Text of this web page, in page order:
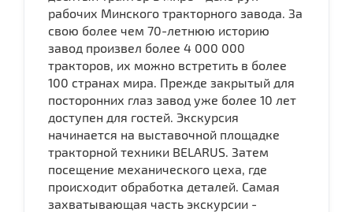
рабочих Минского тракторного завода. За
свою более чем 70-летнюю историю
завод произвел более 4 000 000
тракторов, их можно встретить в более
100 странах мира. Прежде закрытый для
посторонних глаз завод уже более 10 лет
доступен для гостей. Экскурсия
начинается на выставочной площадке
тракторной техники BELARUS. Затем
посещение механического цеха, где
происходит обработка деталей. Самая
захватывающая часть экскурсии -